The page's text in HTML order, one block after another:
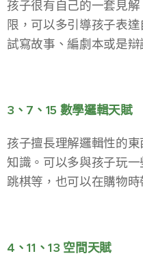
孩子很有自己的一套見
限，可以多引導孩子表
試寫故事、編劇本或是
3、7、15 數學邏輯天賦
孩子擅長理解邏輯性的
知識。可以多與孩子玩
跳棋等，也可以在購物
4、11、13 空間天賦